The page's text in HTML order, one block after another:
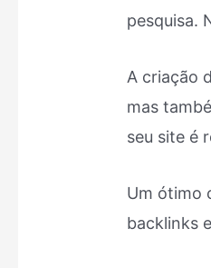
pesquisa.
A criação
mas
seu site é
Um ótimo
backlinks